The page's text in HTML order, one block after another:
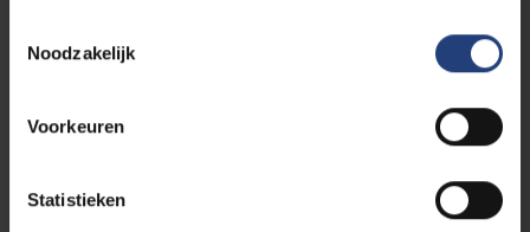
Noodzakelijk
Voorkeuren
Statistieken
Het Humanistisch Sculpturenpark is 24/7
toegankelijk en gratis te bezichtigen.
Er is parkeermogelijkheid en het terrein is